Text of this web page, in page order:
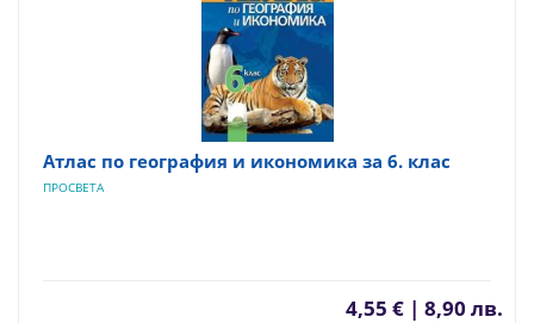
Атлас по география и икономика за 6. клас
ПРОСВЕТА
4,55 € | 8,90 лв.